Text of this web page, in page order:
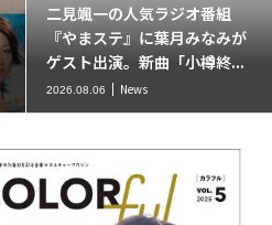
二見颯一の人気ラジオ番組
『やまステ』に葉月みなみが
ゲスト出演。新曲「小樽終...
2026.08.06 News